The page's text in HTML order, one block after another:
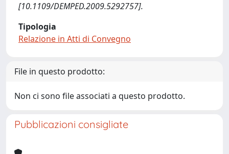
[10.1109/DEMPED.2009.5292757].
Tipologia
Relazione in Atti di Convegno
File in questo prodotto:
Non ci sono file associati a questo prodotto.
Pubblicazioni consigliate